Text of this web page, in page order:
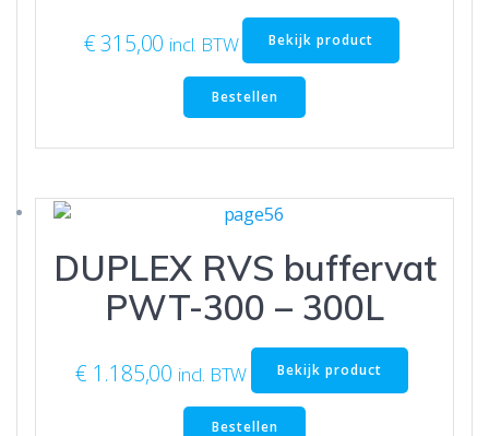
€315,00 incl. BTW Bekijk product
Bestellen
DUPLEX RVS buffervat
PWT-300 – 300L
€ 1.185,00 incl. BTW Bekijk product
Bestellen